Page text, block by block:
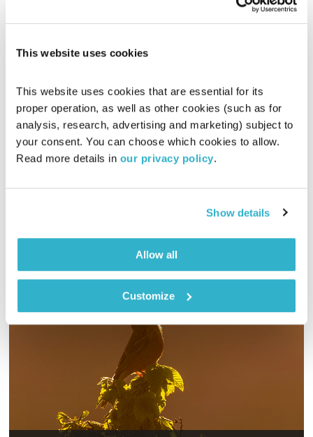
This website uses cookies
This website uses cookies that are essential for its
proper operation, as well as other cookies (such as for
analysis, research, advertising and marketing) subject to
your consent. You can choose which cookies to allow.
Read more details in our privacy policy.
Show details
Allow all
Customize
פה זה טוב
לירון תאני
09.05.24
01:15:01
לירון תאני מארח את גיורא אלמוג, עידן גברה וסתיו לוי, שחוו אובדן